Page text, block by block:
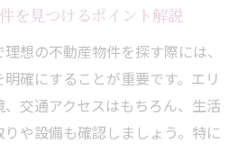
を見つけるポイント解説
想の不動産物件を探す際には、
確にすることが重要です。エリ
交通アクセスはもちろん、生活
や設備も確認しましょう。特に